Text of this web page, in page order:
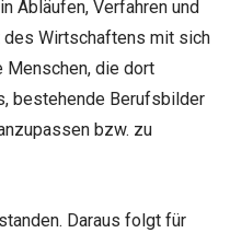
Abläufen, Verfahren und
des Wirtschaftens mit sich
Menschen, die dort
bestehende Berufsbilder
bzw. zu
Daraus folgt für